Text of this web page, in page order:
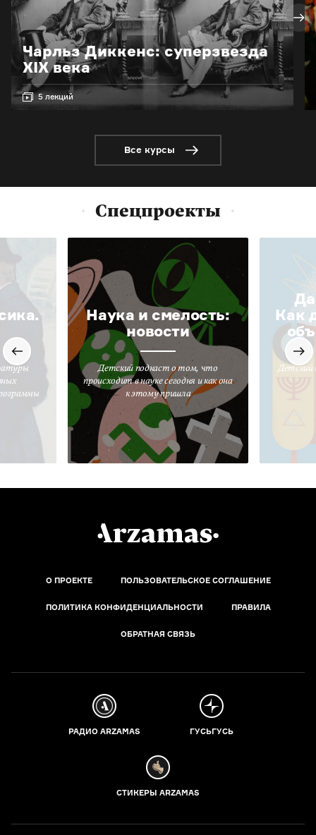
Чарльз Диккенс: суперзвезда
XIX века
5 лекций
Все курсы
Спецпроекты
Наука и смелость:
новости
Детский подкаст о том, что
происходит в науке сегодня и как она
к этому пришла
Да
Как
Детский
О ПРОЕКТЕ ПОЛЬЗОВАТЕЛЬСКОЕ СОГЛАШЕНИЕ
ПОЛИТИКА КОНФИДЕНЦИАЛЬНОСТИ ПРАВИЛА
ОБРАТНАЯ СВЯЗЬ
РАДИО ARZAMAS ГУСЬГУСЬ
СТИКЕРЫ ARZAMAS